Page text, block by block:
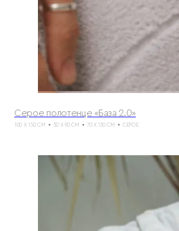
Серое полотенце «База 2.0»
100 X 150 СМ 50 X 90 СМ 70 X 130 СМ СЕРОЕ